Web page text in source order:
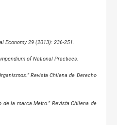
Economy 29 (2013): 236-251.
of National Practices.
Revista Chilena de Derecho
la marca Metro.” Revista Chilena de